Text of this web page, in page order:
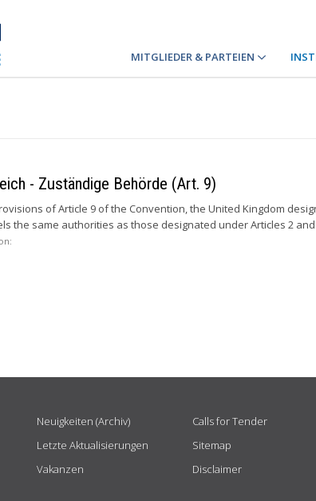
MITGLIEDER & PARTEIEN
- Zuständige Behörde (Art. 9)
of Article 9 of the Convention, the United Kingdom
the same authorities as those designated under Articles 2 and
Neuigkeiten (Archiv)
Letzte Aktualisierungen
Vakanzen
Calls for Tender
Sitemap
Disclaimer